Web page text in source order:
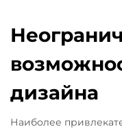
дизайна
Наиболее